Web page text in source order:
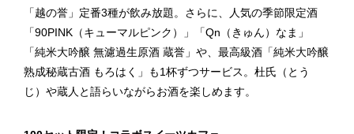
「越の誉」定番3種が飲み放題。さらに、人気の季節限定酒
「90PINK（キューマルピンク）」「Qn（きゅん）なま」
「純米大吟醸 無濾過生原酒 蔵誉」や、最高級酒「純米大吟醸
熟成秘蔵古酒 もろはく」も1杯ずつサービス。杜氏（とう
じ）や蔵人と語らいながらお酒を楽しめます。